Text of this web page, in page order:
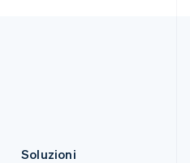
Soluzioni